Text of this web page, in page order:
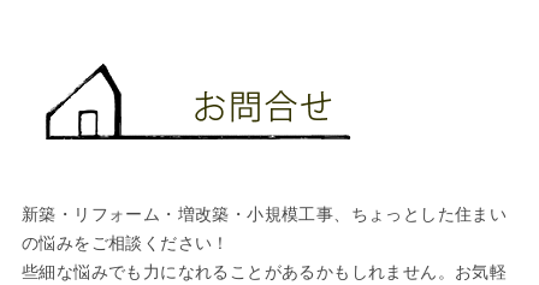
新築・リフォーム・増改築・小規模工事、ちょっとした住まい
の悩みをご相談ください！
些細な悩みでも力になれることがあるかもしれません。お気軽